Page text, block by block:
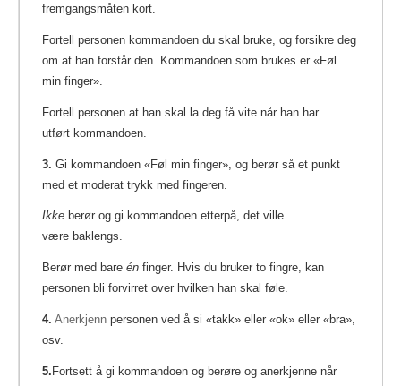
fremgangsmåten kort.
Fortell personen kommandoen du skal bruke, og forsikre deg
om at han forstår den. Kommandoen som brukes er «Føl
min finger».
Fortell personen at han skal la deg få vite når han har
utført kommandoen.
3. Gi kommandoen «Føl min finger», og berør så et punkt
med et moderat trykk med fingeren.
Ikke berør og gi kommandoen etterpå, det ville
være baklengs.
Berør med bare én finger. Hvis du bruker to fingre, kan
personen bli forvirret over hvilken han skal føle.
4. Anerkjenn personen ved å si «takk» eller «ok» eller «bra»,
osv.
5. Fortsett å gi kommandoen og berøre og anerkjenne når